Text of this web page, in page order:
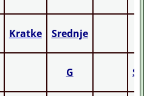
Kratke Srednje
G